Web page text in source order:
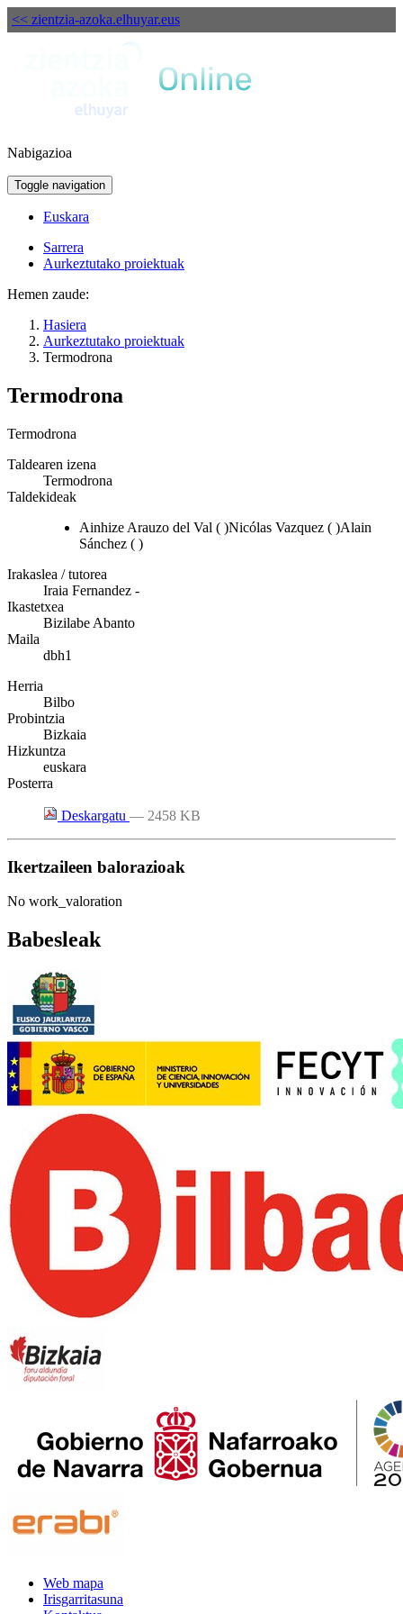
<< zientzia-azoka.elhuyar.eus
Nabigazioa
Toggle navigation
Euskara
Sarrera
Aurkeztutako proiektuak
Hemen zaude:
Hasiera
Aurkeztutako proiektuak
Termodrona
Termodrona
Termodrona
Taldearen izena
Termodrona
Taldekideak
Ainhize Arauzo del Val ( )Nicólas Vazquez ( )Alain
Sánchez ( )
Irakaslea / tutorea
Iraia Fernandez -
Ikastetxea
Bizilabe Abanto
Maila
dbh1
Herria
Bilbo
Probintzia
Bizkaia
Hizkuntza
euskara
Posterra
Deskargatu — 2458 KB
Ikertzaileen balorazioak
No work_valoration
Babesleak
Web mapa
Irisgarritasuna